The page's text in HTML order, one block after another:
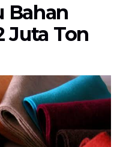
Bahan
Juta Ton